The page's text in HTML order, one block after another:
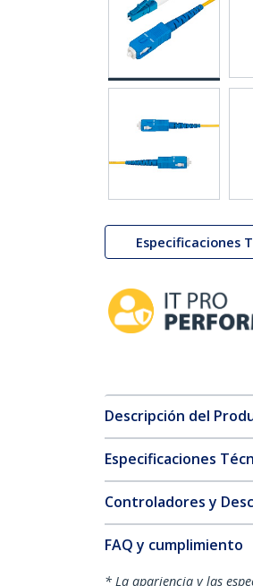
Especificaciones
Descripción del
Especificaciones
Controladores y
FAQ y cumplimiento
* La apariencia y las